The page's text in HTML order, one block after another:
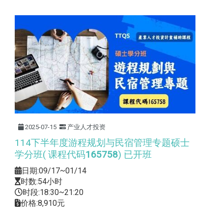
2025-07-15 产业人才投资
114下半年度游程规划与民宿管理专题硕士
学分班( 课程代码165758) 已开班
日期:09/17~01/14
时数:54小时
时段:18:30~21:20
价格:8,910元